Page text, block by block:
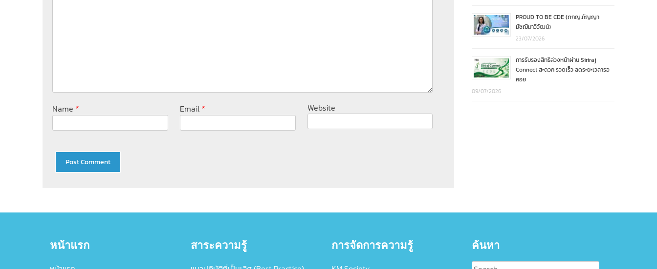
Name * Email * Website
PROUD TO BE CDE (ภกญ.กัญญา
มัชฌิมาวิวัฒน์)
23/07/2026
การรับรองสิทธิล่วงหน้าผ่าน Siriraj
Connect สะดวก รวดเร็ว ลดระยะเวลารอ
คอย
09/07/2026
หน้าแรก สาระความรู้ การจัดการความรู้ ค้นหา